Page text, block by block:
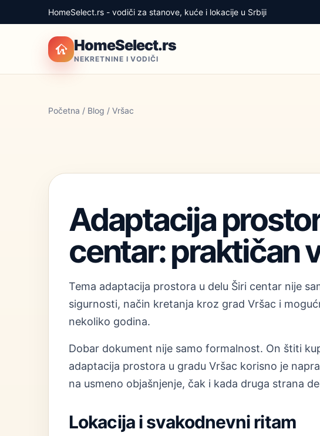
HomeSelect.rs - vodiči za stanove, kuće i lokacije u Srbiji
HomeSelect.rs
NEKRETNINE I VODIČI
Početna / Blog / Vršac
Adaptacija
centar: praktičan
Tema adaptacija prostora u delu Širi centar nije
sigurnosti, način kretanja kroz grad Vršac i
nekoliko godina.
Dobar dokument nije samo formalnost. On štiti
adaptacija prostora u gradu Vršac korisno je
na usmeno objašnjenje, čak i kada druga strana
Lokacija i svakodnevni ritam